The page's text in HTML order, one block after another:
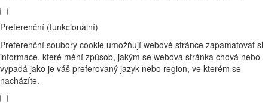
Preferenční (funkcionální)
Preferenční soubory cookie umožňují webové stránce zapamatovat si
informace, které mění způsob, jakým se webová stránka chová nebo
vypadá jako je váš preferovaný jazyk nebo region, ve kterém se
nacházíte.